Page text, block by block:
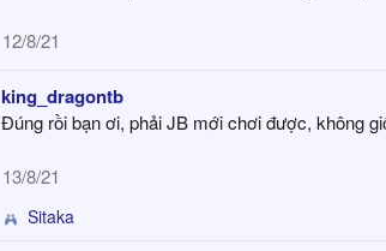
12/8/21
king_dragontb
Đúng rồi bạn ơi, phải JB mới chơi được, không
13/8/21
R
Sitaka